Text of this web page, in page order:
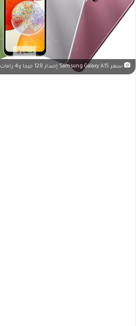
سعر Samsung Galaxy A15 إصدار 128 جيجا و4 رامات في السعودية